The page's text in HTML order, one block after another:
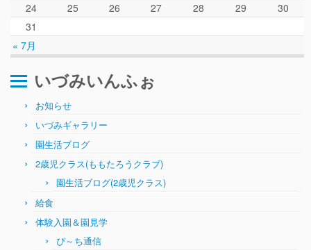
« 7月
24
25 26 27 28 29
30
31
いづみいんふぉ
お知らせ
いづみギャラリー
園生活ブログ
2歳児クラス(ももたろうクラブ)
園生活ブログ(2歳児クラス)
給食
体験入園＆園見学
ぴ～ち通信